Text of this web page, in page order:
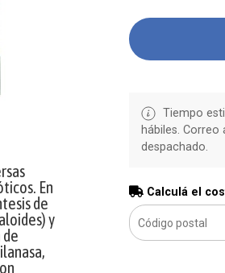
En
de
y
Tiempo
hábiles. Correo
despachado.
Calculá el